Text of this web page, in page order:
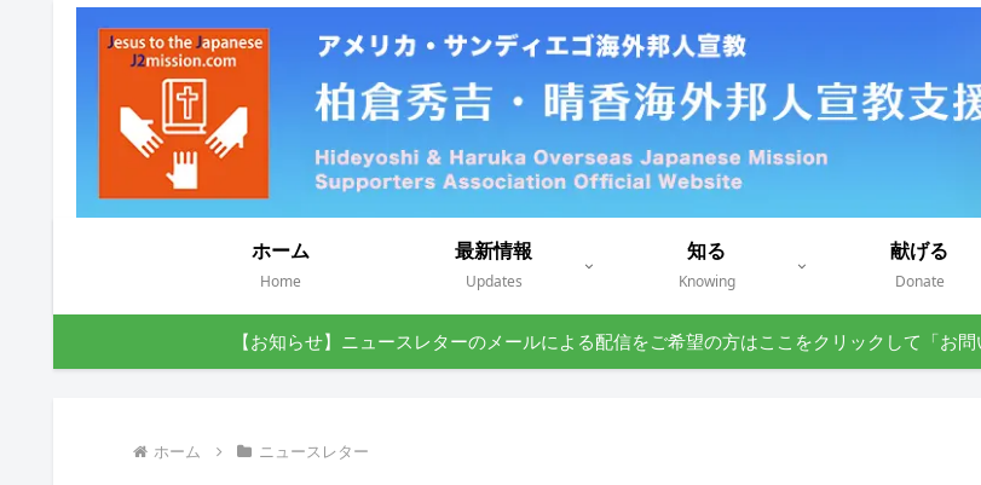
ホーム
Home
最新情報
Updates
知る
Knowing
献げる
Donate
【お知らせ】ニュースレターのメールによる配信をご希望の方はここをクリックして「お
ホーム ニュースレター